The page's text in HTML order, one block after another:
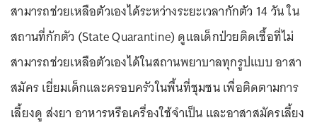
สามารถช่วยเหลือตัวเองได้ระหว่างระยะเวลากักตัว 14 วัน ใน
สถานที่กักตัว (State Quarantine) ดูแลเด็กป่วยติดเชื้อที่ไม่
สามารถช่วยเหลือตัวเองได้ในสถานพยาบาลทุกรูปแบบ อาสา
สมัคร เยี่ยมเด็กและครอบครัวในพื้นที่ชุมชน เพื่อติดตามการ
เลี้ยงดู ส่งยา อาหารหรือเครื่องใช้จำเป็น และอาสาสมัครเลี้ยง